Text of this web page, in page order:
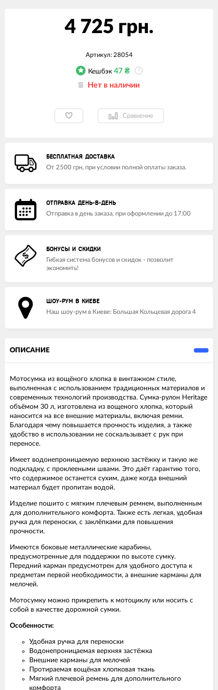
4 725 грн.
Артикул: 28054
Кешбэк 47₴ ?
Нет в наличии
Сравнение
БЕСПЛАТНАЯ ДОСТАВКА
От 2500 грн, при условии полной оплаты заказа.
ОТПРАВКА ДЕНЬ-В-ДЕНЬ
Отправка в день заказа, при оформлении до 17:00
БОНУСЫ И СКИДКИ
Гибкая система бонусов и скидок - позволит
экономить!
ШОУ-РУМ В КИЕВЕ
Наш шоу-рум в Киеве: Большая Кольцевая дорога 4
ОПИСАНИЕ
Мотосумка из вощёного хлопка в винтажном стиле,
выполненная с использованием традиционных материалов и
современных технологий производства. Сумка-рулон Heritage
объёмом 30 л, изготовлена из вощеного хлопка, который
наносится на все внешние материалы, включая ремни.
Благодаря чему повышается прочность изделия, а также
удобство в использовании не соскальзывает с рук при
переносе.
Имеет водонепроницаемую верхнюю застёжку и такую же
подкладку, с проклееными швами. Это даёт гарантию того,
что содержимое останется сухим, даже когда внешний
материал будет пропитан водой.
Изделие пошито с мягким плечевым ремнем, выполненным
для дополнительного комфорта. Также есть легкая, удобная
ручка для переноски, с заклёпками для повышения
прочности.
Имеются боковые металлические карабины,
предусмотренные для поддержки по высоте сумку.
Передний карман предусмотрен для удобного доступа к
предметам первой необходимости, а внешние карманы для
мелочей.
Мотосумку можно прикрепить к мотоциклу или носить с
собой в качестве дорожной сумки.
Особенности:
Удобная ручка для переноски
Водонепроницаемая верхняя застёжка
Внешние карманы для мелочей
Протираемая вощёная хлопковая ткань
Мягкий плечевой ремень для дополнительного
комфорта